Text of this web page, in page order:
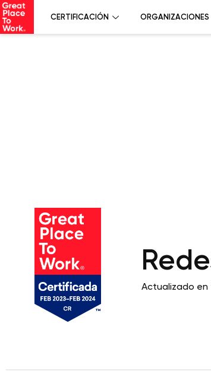
CERTIFICACIÓN ORGANIZACIONES
Actualizado en